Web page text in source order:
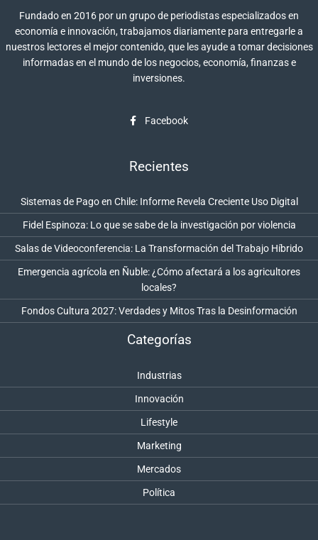
Fundado en 2016 por un grupo de periodistas especializados en
economía e innovación, trabajamos diariamente para entregarle a
nuestros lectores el mejor contenido, que les ayude a tomar decisiones
informadas en el mundo de los negocios, economía, finanzas e
inversiones.
Facebook
Recientes
Sistemas de Pago en Chile: Informe Revela Creciente Uso Digital
Fidel Espinoza: Lo que se sabe de la investigación por violencia
Salas de Videoconferencia: La Transformación del Trabajo Híbrido
Emergencia agrícola en Ñuble: ¿Cómo afectará a los agricultores
locales?
Fondos Cultura 2027: Verdades y Mitos Tras la Desinformación
Categorías
Industrias
Innovación
Lifestyle
Marketing
Mercados
Política